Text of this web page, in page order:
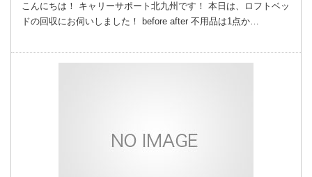
こんにちは！ キャリーサポート北九州です！ 本日は、ロフトベッ
ドの回収にお伺いしました！ before after 不用品は1点か…